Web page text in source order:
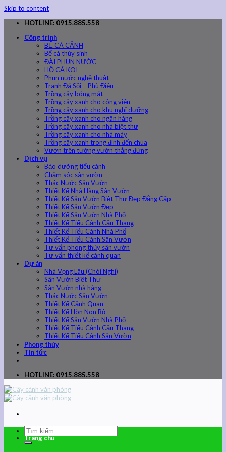
Skip to content
HOTLINE: 0915.885.558
Công trình
BỂ CÁ CẢNH
Bể cá thủy sinh
ĐÀI PHUN NƯỚC
HỒ CÁ KOI
Phun nước nghệ thuật
Tranh Đá Sỏi – Phù Điêu
Trồng cây bóng mát
Trồng cây xanh cho công viên
Trồng cây xanh cho khu nghỉ dưỡng
Trồng cây xanh cho ngân hàng
Trồng cây xanh cho nhà biệt thự
Trồng cây xanh cho nhà máy
Trồng cây xanh trong đình đến chùa
Vườn trên tường vườn thẳng đứng
Dịch vụ
Bảo dưỡng tiểu cảnh
Chăm sóc sân vườn
Thác Nước Sân Vườn
Thiết Kế Nhà Hàng Sân Vườn
Thiết Kế Sân Vườn Biệt Thự Đẹp Đẳng Cấp
Thiết Kế Sân Vườn Đẹp
Thiết Kế Sân Vườn Nhà Phố
Thiết Kế Tiểu Cảnh Cầu Thang
Thiết Kế Tiểu Cảnh Nhà Phố
Thiết Kế Tiểu Cảnh Sân Vườn
Tư vấn phong thủy sân vườn
Tư vấn thiết kế cảnh quan
Dự án
Nhà Vọng Lâu (Chòi Nghỉ)
Sân Vườn Biệt Thự
Sân Vườn nhà hàng
Thác Nước Sân Vườn
Thiết Kế Cảnh Quan
Thiết Kế Hòn Non Bộ
Thiết Kế Sân Vườn Nhà Phố
Thiết Kế Tiểu Cảnh Cầu Thang
Thiết Kế Tiểu Cảnh Sân Vườn
Phong thủy
Tin tức
HOTLINE: 0915.885.558
Trang chủ